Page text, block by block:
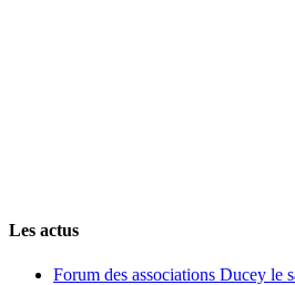
Les actus
Forum des associations Ducey le